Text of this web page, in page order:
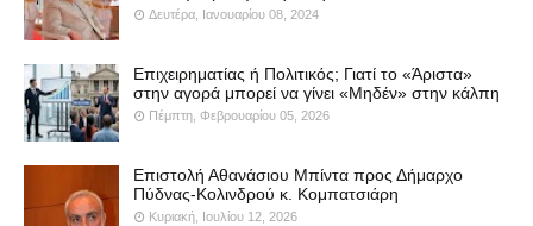
Δευτέρα, Ιανουαρίου 08, 2024
Επιχειρηματίας ή Πολιτικός; Γιατί το «Άριστα»
στην αγορά μπορεί να γίνει «Μηδέν» στην κάλπη
Πέμπτη, Φεβρουαρίου 05, 2026
Επιστολή Αθανάσιου Μπίντα προς Δήμαρχο
Πύδνας-Κολινδρού κ. Κομπατσιάρη
Κυριακή, Ιουλίου 12, 2026